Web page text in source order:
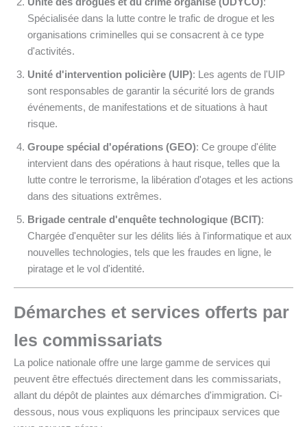
Unité des drogues et du crime organisé (UDYCO):
Spécialisée dans la lutte contre le trafic de drogue et les
organisations criminelles qui se consacrent à ce type
d'activités.
Unité d'intervention policière (UIP): Les agents de l'UIP
sont responsables de garantir la sécurité lors de grands
événements, de manifestations et de situations à haut
risque.
Groupe spécial d'opérations (GEO): Ce groupe d'élite
intervient dans des opérations à haut risque, telles que la
lutte contre le terrorisme, la libération d'otages et les actions
dans des situations extrêmes.
Brigade centrale d'enquête technologique (BCIT):
Chargée d'enquêter sur les délits liés à l'informatique et aux
nouvelles technologies, tels que les fraudes en ligne, le
piratage et le vol d'identité.
Démarches et services offerts par
les commissariats
La police nationale offre une large gamme de services qui
peuvent être effectués directement dans les commissariats,
allant du dépôt de plaintes aux démarches d'immigration. Ci-
dessous, nous vous expliquons les principaux services que